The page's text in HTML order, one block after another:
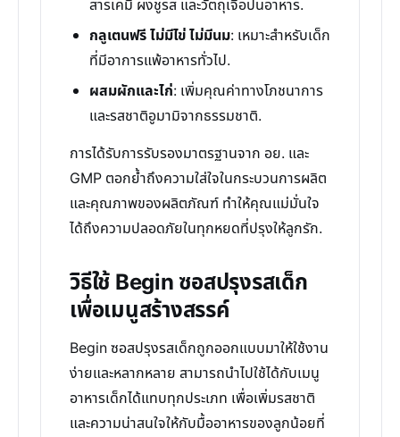
สารเคมี ผงชูรส และวัตถุเจือปนอาหาร.
กลูเตนฟรี ไม่มีไข่ ไม่มีนม: เหมาะสำหรับเด็ก
ที่มีอาการแพ้อาหารทั่วไป.
ผสมผักและไก่: เพิ่มคุณค่าทางโภชนาการ
และรสชาติอูมามิจากธรรมชาติ.
การได้รับการรับรองมาตรฐานจาก อย. และ
GMP ตอกย้ำถึงความใส่ใจในกระบวนการผลิต
และคุณภาพของผลิตภัณฑ์ ทำให้คุณแม่มั่นใจ
ได้ถึงความปลอดภัยในทุกหยดที่ปรุงให้ลูกรัก.
วิธีใช้ Begin ซอสปรุงรสเด็ก
เพื่อเมนูสร้างสรรค์
Begin ซอสปรุงรสเด็กถูกออกแบบมาให้ใช้งาน
ง่ายและหลากหลาย สามารถนำไปใช้ได้กับเมนู
อาหารเด็กได้แทบทุกประเภท เพื่อเพิ่มรสชาติ
และความน่าสนใจให้กับมื้ออาหารของลูกน้อยที่